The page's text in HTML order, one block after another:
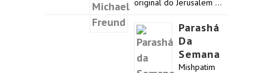
original do Jerusalem …
Parashá
Da
Semana
Mishpatim